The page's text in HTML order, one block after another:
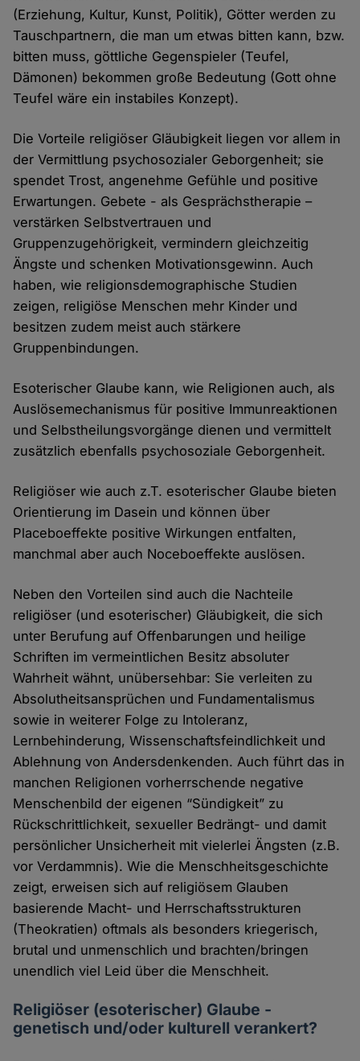
(Erziehung, Kultur, Kunst, Politik), Götter werden zu
Tauschpartnern, die man um etwas bitten kann, bzw.
bitten muss, göttliche Gegenspieler (Teufel,
Dämonen) bekommen große Bedeutung (Gott ohne
Teufel wäre ein instabiles Konzept).
Die Vorteile religiöser Gläubigkeit liegen vor allem in
der Vermittlung psychosozialer Geborgenheit; sie
spendet Trost, angenehme Gefühle und positive
Erwartungen. Gebete - als Gesprächstherapie –
verstärken Selbstvertrauen und
Gruppenzugehörigkeit, vermindern gleichzeitig
Ängste und schenken Motivationsgewinn. Auch
haben, wie religionsdemographische Studien
zeigen, religiöse Menschen mehr Kinder und
besitzen zudem meist auch stärkere
Gruppenbindungen.
Esoterischer Glaube kann, wie Religionen auch, als
Auslösemechanismus für positive Immunreaktionen
und Selbstheilungsvorgänge dienen und vermittelt
zusätzlich ebenfalls psychosoziale Geborgenheit.
Religiöser wie auch z.T. esoterischer Glaube bieten
Orientierung im Dasein und können über
Placeboeffekte positive Wirkungen entfalten,
manchmal aber auch Noceboeffekte auslösen.
Neben den Vorteilen sind auch die Nachteile
religiöser (und esoterischer) Gläubigkeit, die sich
unter Berufung auf Offenbarungen und heilige
Schriften im vermeintlichen Besitz absoluter
Wahrheit wähnt, unübersehbar: Sie verleiten zu
Absolutheitsansprüchen und Fundamentalismus
sowie in weiterer Folge zu Intoleranz,
Lernbehinderung, Wissenschaftsfeindlichkeit und
Ablehnung von Andersdenkenden. Auch führt das in
manchen Religionen vorherrschende negative
Menschenbild der eigenen “Sündigkeit” zu
Rückschrittlichkeit, sexueller Bedrängt- und damit
persönlicher Unsicherheit mit vielerlei Ängsten (z.B.
vor Verdammnis). Wie die Menschheitsgeschichte
zeigt, erweisen sich auf religiösem Glauben
basierende Macht- und Herrschaftsstrukturen
(Theokratien) oftmals als besonders kriegerisch,
brutal und unmenschlich und brachten/bringen
unendlich viel Leid über die Menschheit.
Religiöser (esoterischer) Glaube -
genetisch und/oder kulturell verankert?